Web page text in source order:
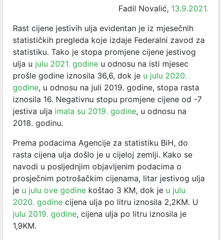
Fadil Novalić, 13.9.2021.
Rast cijene jestivih ulja evidentan je iz mjesečnih
statističkih pregleda koje izdaje Federalni zavod za
statistiku. Tako je stopa promjene cijene jestivog
ulja u julu 2021. godine u odnosu na isti mjesec
prošle godine iznosila 36,6, dok je u julu 2020.
godine, u odnosu na juli 2019. godine, stopa rasta
iznosila 16. Negativnu stopu promjene cijene od -7
jestiva ulja imala su 2019. godine, u odnosu na
2018. godinu.
Prema podacima Agencije za statistiku BiH, do
rasta cijena ulja došlo je u cijeloj zemlji. Kako se
navodi u posljednjim objavljenim podacima o
prosječnim potrošačkim cijenama, litar jestivog ulja
je u julu ove godine koštao 3 KM, dok je u julu
2020. godine cijena ulja po litru iznosila 2,2KM. U
julu 2019. godine, cijena ulja po litru iznosila je
1,9KM.